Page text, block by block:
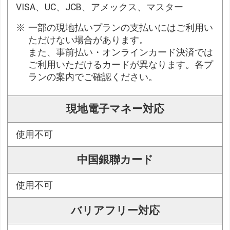
VISA、UC、JCB、アメックス、マスター
一部の現地払いプランの支払いにはご利用い
ただけない場合があります。
また、事前払い・オンラインカード決済では
ご利用いただけるカードが異なります。各プ
ランの案内でご確認ください。
現地電子マネー対応
使用不可
中国銀聯カード
使用不可
バリアフリー対応